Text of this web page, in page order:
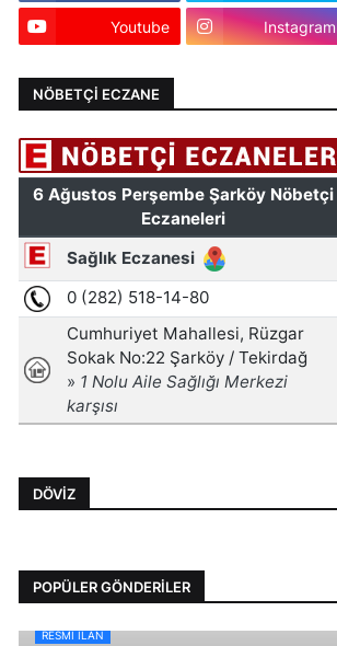
Youtube Instagram
NÖBETÇI ECZANE
DÖVIZ
POPÜLER GÖNDERILER
RESMI İLAN